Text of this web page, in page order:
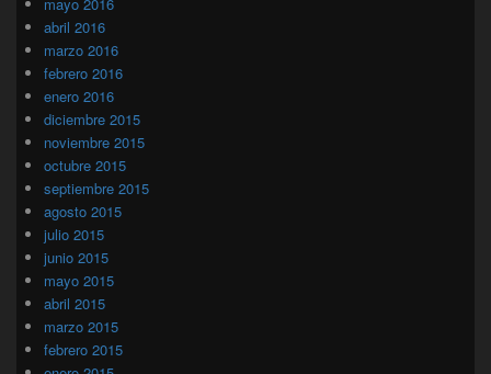
mayo 2016
abril 2016
marzo 2016
febrero 2016
enero 2016
diciembre 2015
noviembre 2015
octubre 2015
septiembre 2015
agosto 2015
julio 2015
junio 2015
mayo 2015
abril 2015
marzo 2015
febrero 2015